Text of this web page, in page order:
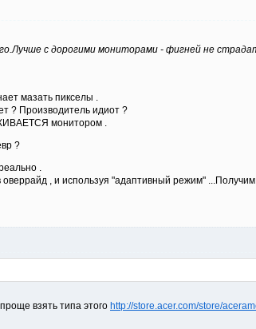
с дорогими мониторами - фигней не
мазать пикселы .
? Производитель идиот ?
монитором .
?
.
, и используя "адаптивный режим"
взять типа этого http://store.acer.com/store/